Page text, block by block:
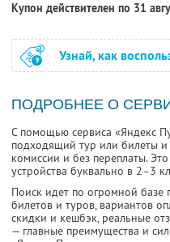
Купон действителен по 31
Узнай, как
ПОДРОБНЕЕ О
С помощью сервиса «Яндекс
подходящий тур или билеты
комиссии и без переплаты.
устройства буквально в 2–3
Поиск идет по огромной
билетов и туров, вариантов
скидки и кешбэк, реальные
— главные преимущества и